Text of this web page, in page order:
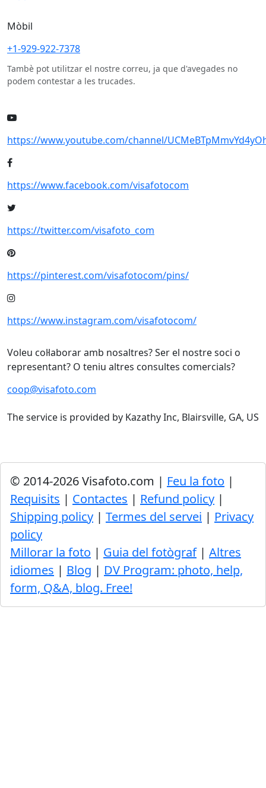
Mòbil
+1-929-922-7378
Tambè pot utilitzar el nostre correu, ja que d'avegades no
podem contestar a les trucades.
https://www.youtube.com/channel/
https://www.facebook.com/visafotocom
https://twitter.com/visafoto_com
https://pinterest.com/visafotocom/pins/
https://www.instagram.com/visafotocom/
Voleu col·laborar amb nosaltres? Ser el nostre soci o
representant? O teniu altres consultes comercials?
coop@visafoto.com
The service is provided by Kazathy Inc, Blairsville, GA, US
© 2014-2026 Visafoto.com | Feu la foto |
Requisits | Contactes | Refund policy |
Shipping policy | Termes del servei | Privacy
policy
Millorar la foto | Guia del fotògraf| Altres
idiomes | Blog | DV Program: photo, help,
form, Q&A, blog. Free!